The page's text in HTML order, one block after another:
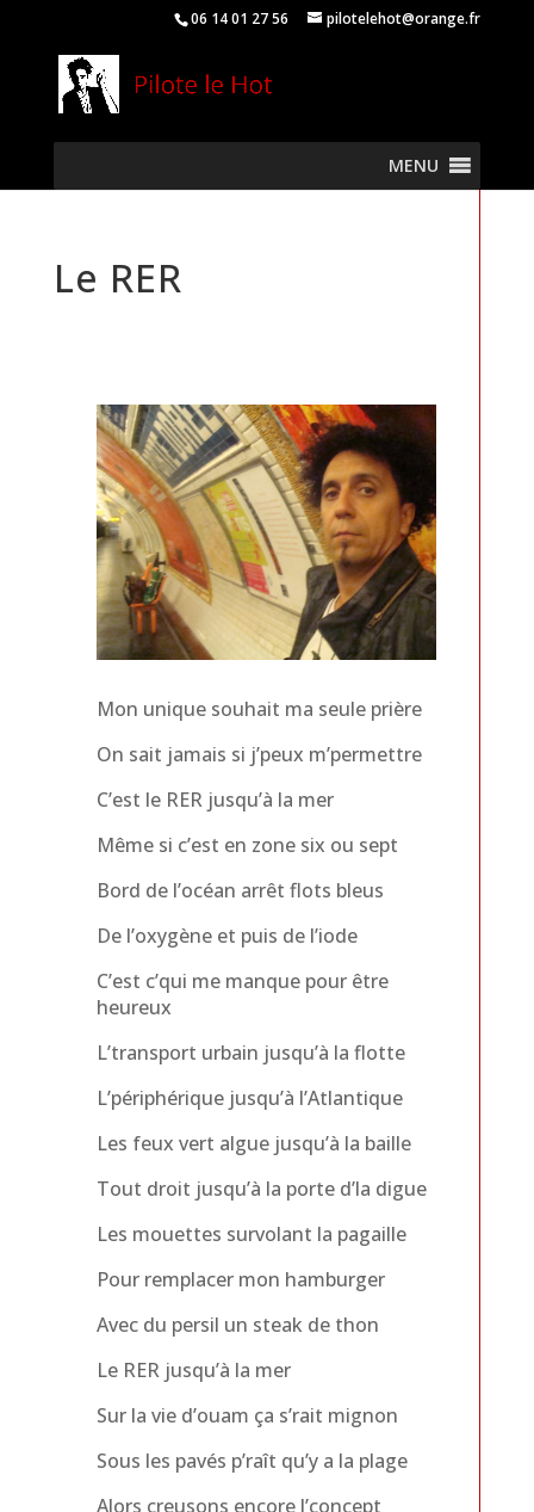
06 14 01 27 56 pilotelehot@orange.fr
MENU
Le RER
Mon unique souhait ma seule prière
On sait jamais si j’peux m’permettre
C’est le RER jusqu’à la mer
Même si c’est en zone six ou sept
Bord de l’océan arrêt flots bleus
De l’oxygène et puis de l’iode
C’est c’qui me manque pour être
heureux
L’transport urbain jusqu’à la flotte
L’périphérique jusqu’à l’Atlantique
Les feux vert algue jusqu’à la baille
Tout droit jusqu’à la porte d’la digue
Les mouettes survolant la pagaille
Pour remplacer mon hamburger
Avec du persil un steak de thon
Le RER jusqu’à la mer
Sur la vie d’ouam ça s’rait mignon
Sous les pavés p’raît qu’y a la plage
Alors creusons encore l’concept